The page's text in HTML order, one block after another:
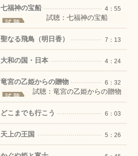
七福神の宝船 4：55
試聴：七福神の宝船
聖なる飛鳥（明日香） 7：13
大和の国・日本 4：24
竜宮の乙姫からの贈物 6：32
試聴：竜宮の乙姫からの贈物
どこまでも行こう 6：03
天上の王国 5：26